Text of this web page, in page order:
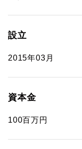
設立
2015年03月
資本金
100百万円